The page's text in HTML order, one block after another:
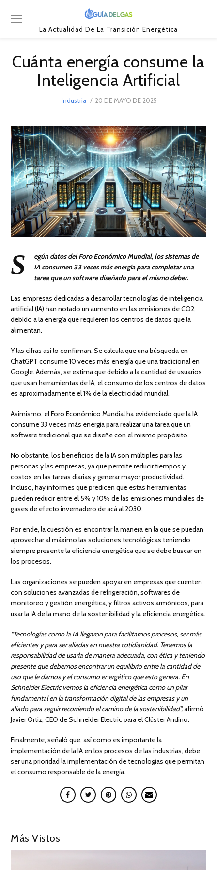
La Actualidad De La Transición Energética
Cuánta energía consume la
Inteligencia Artificial
Industria
POSTED
20 DE MAYO DE 2025
DE
2025
S
egún datos del Foro Económico Mundial, los sistemas de
IA consumen 33 veces más energía para completar una
tarea que un software diseñado para el mismo deber.
Las empresas dedicadas a desarrollar tecnologías de inteligencia
artificial (IA) han notado un aumento en las emisiones de CO2,
debido a la energía que requieren los centros de datos que la
alimentan.
Y las cifras así lo confirman. Se calcula que una búsqueda en
ChatGPT consume 10 veces más energía que una tradicional en
Google. Además, se estima que debido a la cantidad de usuarios
que usan herramientas de IA, el consumo de los centros de datos
es aproximadamente el 1% de la electricidad mundial.
Asimismo, el Foro Económico Mundial ha evidenciado que la IA
consume 33 veces más energía para realizar una tarea que un
software tradicional que se diseñe con el mismo propósito.
No obstante, los beneficios de la IA son múltiples para las
personas y las empresas, ya que permite reducir tiempos y
costos en las tareas diarias y generar mayor productividad.
Incluso, hay informes que predicen que estas herramientas
pueden reducir entre el 5% y 10% de las emisiones mundiales de
gases de efecto invernadero de acá al 2030.
Por ende, la cuestión es encontrar la manera en la que se puedan
aprovechar al máximo las soluciones tecnológicas teniendo
siempre presente la eficiencia energética que se debe buscar en
los procesos.
Las organizaciones se pueden apoyar en empresas que cuenten
con soluciones avanzadas de refrigeración, softwares de
monitoreo y gestión energética, y filtros activos armónicos, para
usar la IA de la mano de la sostenibilidad y la eficiencia energética.
“Tecnologías como la IA llegaron para facilitarnos procesos, ser más
eficientes y para ser aliadas en nuestra cotidianidad. Tenemos la
responsabilidad de usarla de manera adecuada, con ética y teniendo
presente que debemos encontrar un equilibrio entre la cantidad de
uso que le damos y el consumo energético que esto genera. En
Schneider Electric vemos la eficiencia energética como un pilar
fundamental en la transformación digital de las empresas y un
aliado para seguir recorriendo el camino de la sostenibilidad”,afirmó
Javier Ortiz, CEO de Schneider Electric para el Clúster Andino.
Finalmente, señaló que, así como es importante la
implementación de la IA en los procesos de las industrias, debe
ser una prioridad la implementación de tecnologías que permitan
el consumo responsable de la energía.
Más Vistos